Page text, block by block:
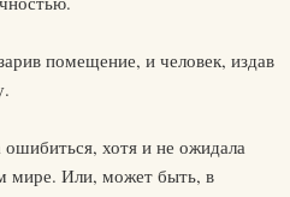
помещение, и человек, издав
хотя и не ожидала
мире. Или, может быть, в